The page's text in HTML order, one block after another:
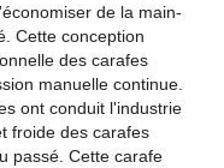
de la main-
Cette conception
des carafes
manuelle continue.
ont conduit l'industrie
froide des carafes
passé. Cette carafe